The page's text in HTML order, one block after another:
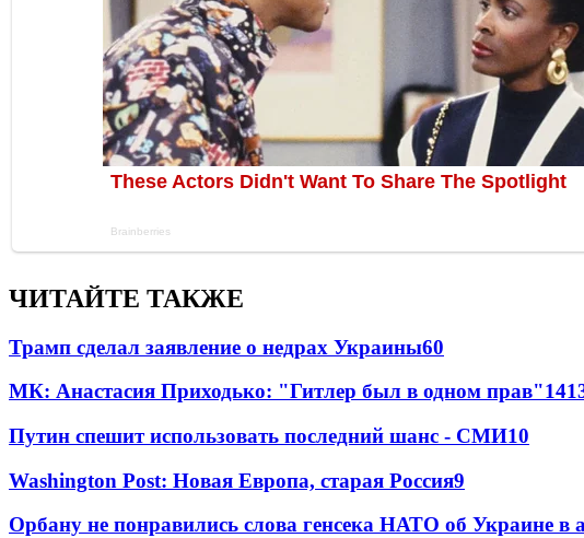
ЧИТАЙТЕ ТАКЖЕ
Трамп сделал заявление о недрах Украины60
МК: Анастасия Приходько: "Гитлер был в одном прав"14
Путин спешит использовать последний шанс - СМИ10
Washington Post: Новая Европа, старая Россия9
Орбану не понравились слова генсека НАТО об Украине в